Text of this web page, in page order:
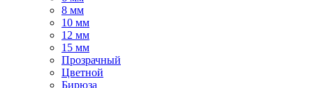
8 мм
10 мм
12 мм
15 мм
Прозрачный
Цветной
Бирюза